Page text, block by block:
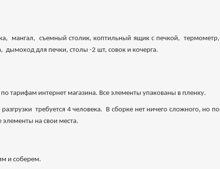
мангал, съемный столик, коптильный ящик с печкой, термометр,
для печки, столы -2 шт, совок и кочерга.
тарифам интернет магазина. Все элементы упакованы в пленку.
требуется 4 человека. В сборке нет ничего сложного, но по
элементы на свои места.
и соберем.